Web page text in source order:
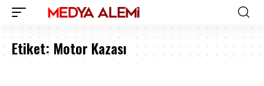
Etiket: Motor Kazası